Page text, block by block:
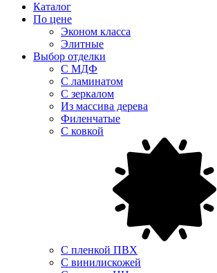
Каталог
По цене
Эконом класса
Элитные
Выбор отделки
С МДФ
С ламинатом
С зеркалом
Из массива дерева
Филенчатые
С ковкой
С пленкой ПВХ
С винилискожей